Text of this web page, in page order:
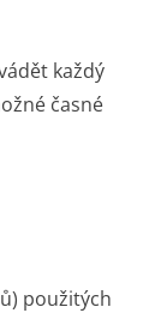
každý
časné
použitých